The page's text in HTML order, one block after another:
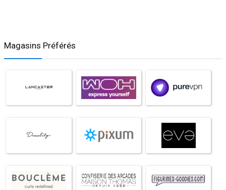
Magasins Préférés